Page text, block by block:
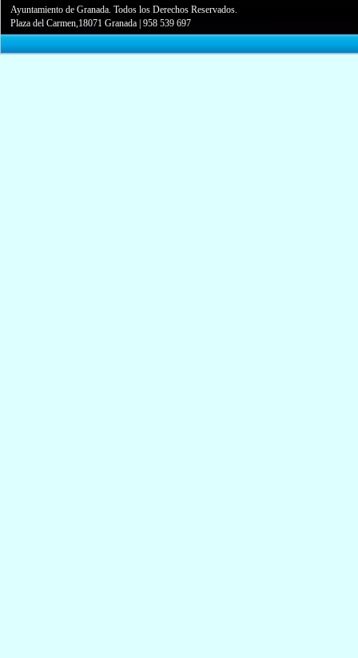
Ayuntamiento de Granada. Todos los Derechos Reservados.
Plaza del Carmen,18071 Granada |958 539 697